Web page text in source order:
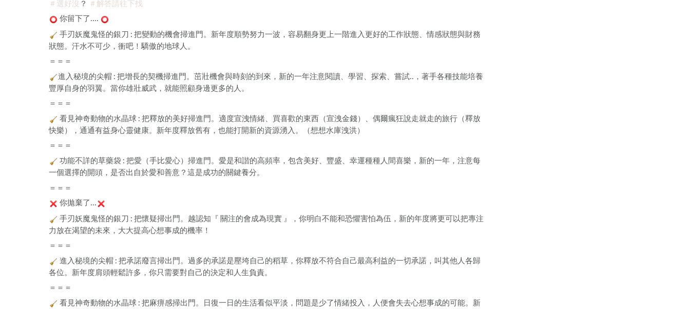
＃選好沒 ？
＃解答請往下找
你留下了....
手刃妖魔鬼怪的銀刀 : 把變動的機會掃進門。新年度順勢努力一波，容易翻身更上一階進入更好的工作狀態、情感狀態與財務
狀態。汗水不可少，衝吧！驕傲的地球人。
＝＝＝
進入秘境的尖帽 : 把增長的契機掃進門。茁壯機會與時刻的到來，新的一年注意閱讀、學習、探索、嘗試..，著手各種技能培養
豐厚自身的羽翼。當你雄壯威武，就能照顧身邊更多的人。
＝＝＝
看見神奇動物的水晶球 : 把釋放的美好掃進門。適度宣洩情緒、買喜歡的東西（宣洩金錢）、偶爾瘋狂說走就走的旅行（釋放
快樂），通通有益身心靈健康。新年度釋放舊有，也能打開新的資源湧入。（想想水庫洩洪）
＝＝＝
功能不詳的草藥袋 : 把愛（手比愛心）掃進門。愛是和諧的高頻率，包含美好、豐盛、幸運種種人間喜樂，新的一年，注意每
一個選擇的開頭，是否出自於愛和善意？這是成功的關鍵養分。
＝＝＝
你拋棄了...
手刃妖魔鬼怪的銀刀 : 把懷疑掃出門。越認知『 關注的會成為現實 』，你明白不能和恐懼害怕為伍，新的年度將更可以把專注
力放在渴望的未來，大大提高心想事成的機率！
＝＝＝
進入秘境的尖帽 : 把承諾廢言掃出門。過多的承諾是壓垮自己的稻草，你釋放不符合自己最高利益的一切承諾，叫其他人各歸
各位。新年度肩頭輕鬆許多，你只需要對自己的決定和人生負責。
＝＝＝
看見神奇動物的水晶球 : 把麻痹感掃出門。日復一日的生活看似平淡，問題是少了情緒投入，人便會失去心想事成的可能。新